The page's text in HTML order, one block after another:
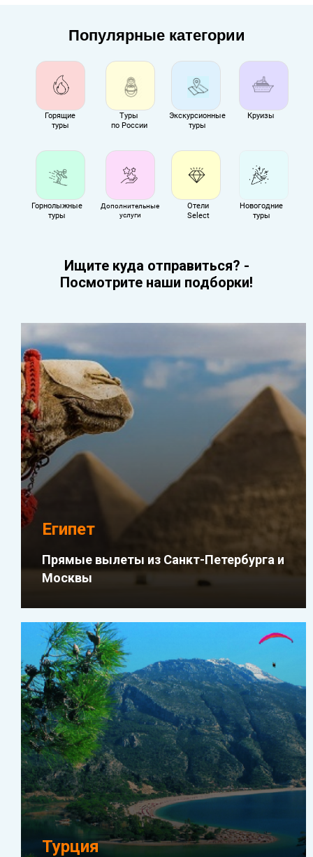
Популярные категории
Туры
по России
Экскурсионные
туры
Дополнительные
услуги
Отели
Select
Горнолыжные
туры
Круизы
Новогодние
туры
Горящие
туры
Ищите куда отправиться? -
Посмотрите наши подборки!
Египет
Прямые вылеты из Санкт-Петербурга и
Москвы
Турция